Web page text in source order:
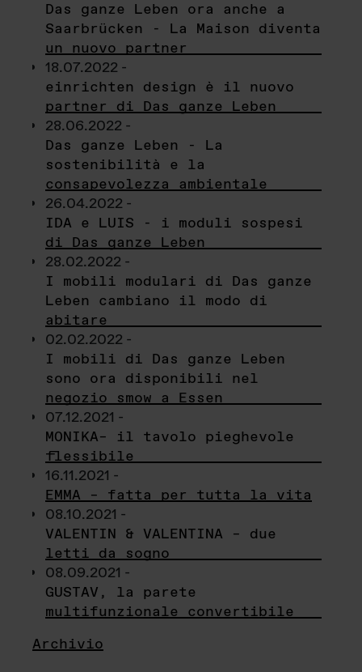
Das ganze Leben ora anche a
Saarbrücken - La Maison diventa
un nuovo partner
18.07.2022 -
einrichten design è il nuovo
partner di Das ganze Leben
28.06.2022 -
Das ganze Leben - La
sostenibilità e la
consapevolezza ambientale
26.04.2022 -
IDA e LUIS - i moduli sospesi
di Das ganze Leben
28.02.2022 -
I mobili modulari di Das ganze
Leben cambiano il modo di
abitare
02.02.2022 -
I mobili di Das ganze Leben
sono ora disponibili nel
negozio smow a Essen
07.12.2021 -
MONIKA– il tavolo pieghevole
flessibile
16.11.2021 -
EMMA – fatta per tutta la vita
08.10.2021 -
VALENTIN & VALENTINA – due
letti da sogno
08.09.2021 -
GUSTAV, la parete
multifunzionale convertibile
Archivio